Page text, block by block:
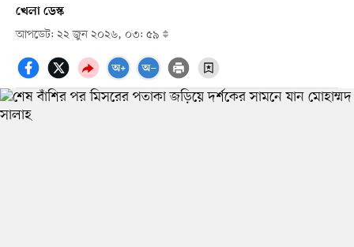
খেলা ডেস্ক
আপডেট: ২২ জুন ২০২৬, ০৩: ৫৯